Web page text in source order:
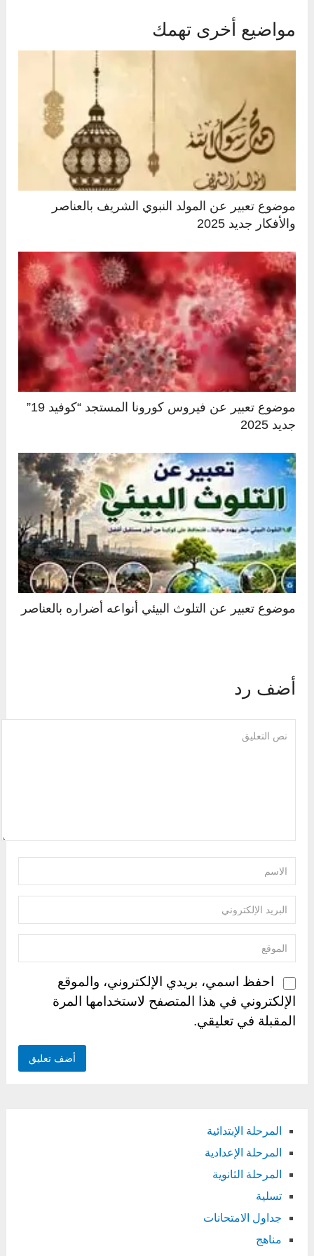
مواضيع أخرى تهمك
موضوع تعبير عن المولد النبوي الشريف بالعناصر
والأفكار جديد 2025
موضوع تعبير عن فيروس كورونا المستجد “كوفيد 19”
جديد 2025
موضوع تعبير عن التلوث البيئي أنواعه أضراره بالعناصر
أضف رد
احفظ اسمي، بريدي الإلكتروني، والموقع
الإلكتروني في هذا المتصفح لاستخدامها المرة
المقبلة في تعليقي.
المرحلة الإبتدائية
المرحلة الإعدادية
المرحلة الثانوية
تسلية
جداول الامتحانات
مناهج